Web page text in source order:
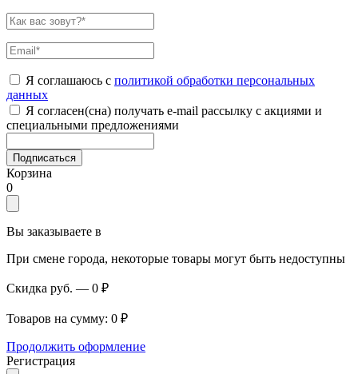
Я соглашаюсь с политикой обработки персональных
данных
Я согласен(сна) получать e-mail рассылку с акциями и
специальными предложениями
Подписаться
Корзина
0
Вы заказываете в
При смене города, некоторые товары могут быть недоступны
Скидка руб. — 0 ₽
Товаров на сумму: 0 ₽
Продолжить оформление
Регистрация